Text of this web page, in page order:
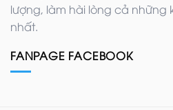
lượng, làm hài lòng cả những
nhất.
FANPAGE FACEBOOK